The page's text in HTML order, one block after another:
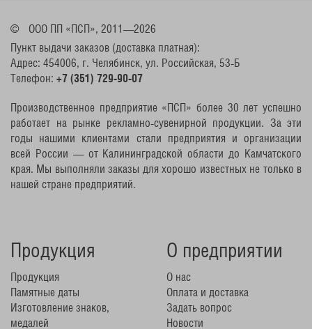
©
ООО ПП «ПСП», 2011—2026
Пункт выдачи заказов (доставка платная):
Адрес: 454006, г. Челябинск, ул. Российская, 53-Б
Телефон: +7 (351) 729-90-07
Производственное предприятие «ПСП» более 30 лет успешно
работает на рынке рекламно-сувенирной продукции. За эти
годы нашими клиентами стали предприятия и организации
всей России — от Калининградской области до Камчатского
края. Мы выполняли заказы для хорошо известных не только в
нашей стране предприятий.
Продукция
Продукция
Памятные даты
Изготовление знаков,
медалей
О предприятии
О нас
Оплата и доставка
Задать вопрос
Новости